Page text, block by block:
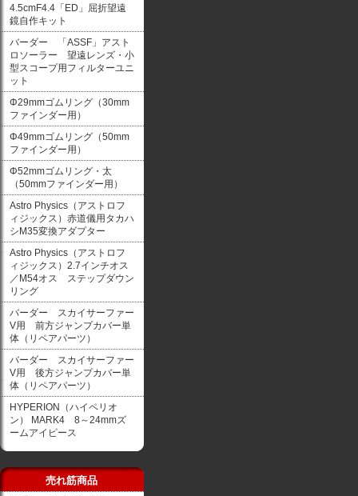
4.5cmF4.4「ED」屈折望遠
鏡自作キット
バーダー 「ASSF」アスト
ロソーラー 望遠レンズ・小
型スコープ用フィルターユニ
ット
Φ29mmゴムリング（30mm
ファインダー用）
Φ49mmゴムリング（50mm
ファインダー用）
Φ52mmゴムリング・太
（50mmファインダー用）
Astro Physics（アストロフ
ィジックス）赤道儀用タカハ
シM35変換アダプター
Astro Physics（アストロフ
ィジックス）2.7インチオス
／M54オス ステップダウン
リング
バーダー スカイサーファー
V用 前方ジャンプカバー単
体（リペアパーツ）
バーダー スカイサーファー
V用 後方ジャンプカバー単
体（リペアパーツ）
HYPERION（ハイペリオ
ン） MARK4 8～24mmズ
ームアイピース
売れ筋商品